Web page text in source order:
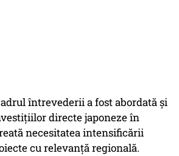
întrevederii a fost abordată și
directe japoneze în
necesitatea intensificării
cu relevanță regională.